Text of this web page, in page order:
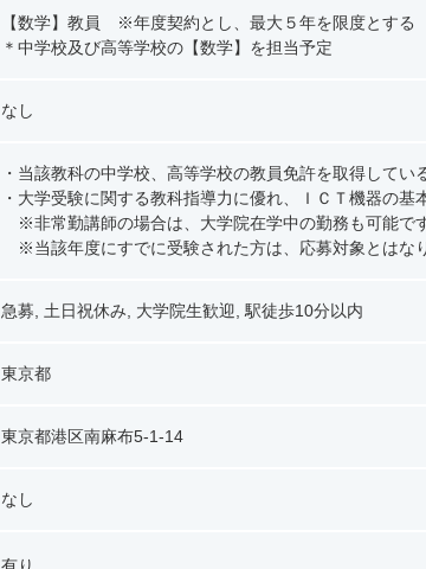
【数学】教員 ※年度契約とし、最大５年を限度とする
＊中学校及び高等学校の【数学】を担当予定
なし
・当該教科の中学校、高等学校の教員免許を取得してい
・大学受験に関する教科指導力に優れ、ＩＣＴ機器の基
※非常勤講師の場合は、大学院在学中の勤務も可能です
※当該年度にすでに受験された方は、応募対象とはな
急募, 土日祝休み, 大学院生歓迎, 駅徒歩10分以内
東京都
東京都港区南麻布5-1-14
なし
有り